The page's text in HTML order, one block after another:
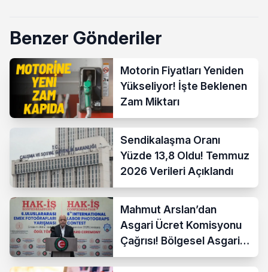
Benzer Gönderiler
Motorin Fiyatları Yeniden
Yükseliyor! İşte Beklenen
Zam Miktarı
Sendikalaşma Oranı
Yüzde 13,8 Oldu! Temmuz
2026 Verileri Açıklandı
Mahmut Arslan’dan
Asgari Ücret Komisyonu
Çağrısı! Bölgesel Asgari
Ücrete Sert Tepki